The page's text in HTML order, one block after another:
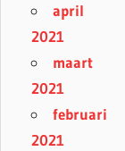
april
2021
maart
2021
februari
2021